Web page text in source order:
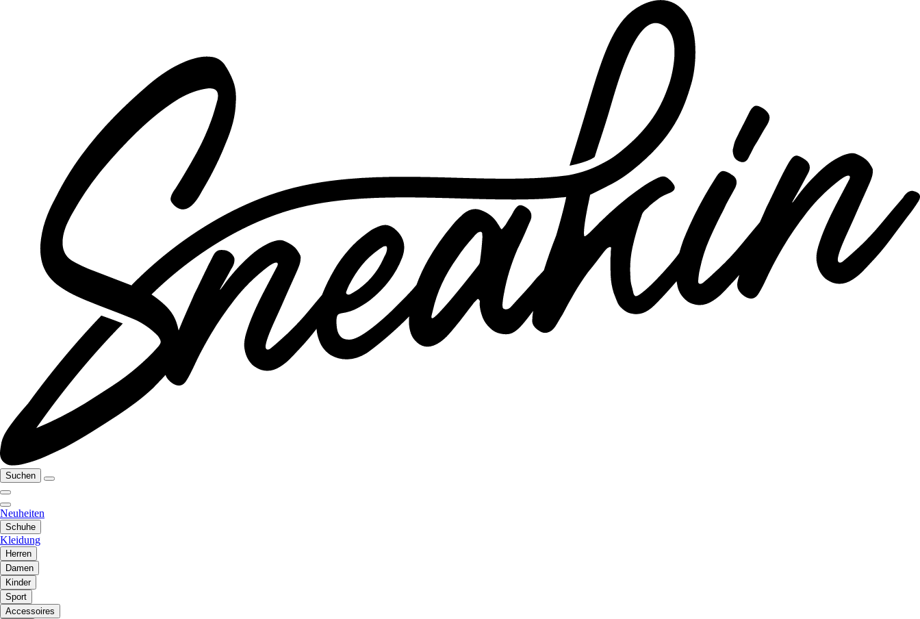
Suchen
Neuheiten
Schuhe
Kleidung
Herren
Damen
Kinder
Sport
Accessoires